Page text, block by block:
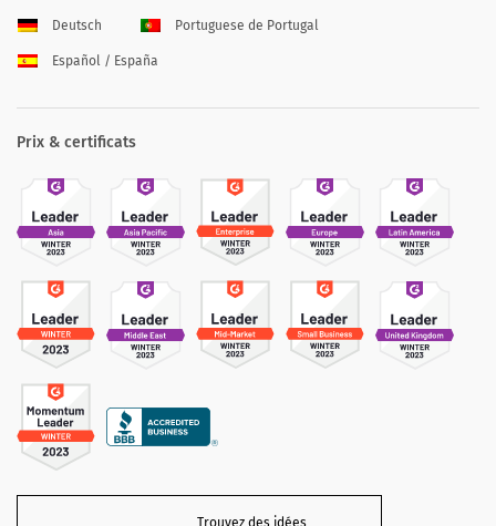
Deutsch Portuguese de Portugal
Español / España
Prix & certificats
Trouvez des idées